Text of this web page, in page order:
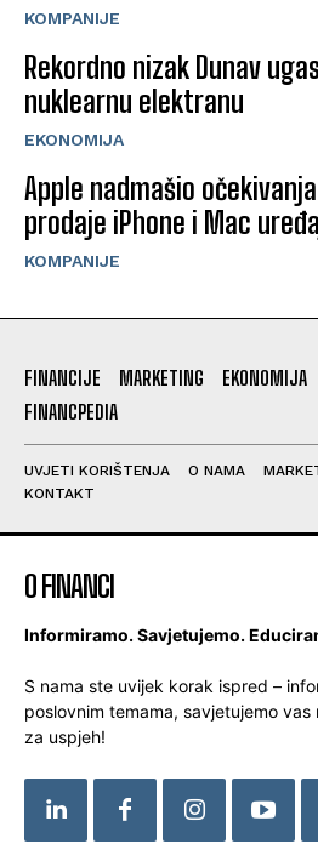
KOMPANIJE
Rekordno nizak Dunav
nuklearnu elektranu
EKONOMIJA
Apple nadmašio
prodaje iPhone i Mac
KOMPANIJE
FINANCIJE MARKETING EKONOMIJA
FINANCPEDIA
UVJETI KORIŠTENJA O NAMA
KONTAKT
O FINANCI
Informiramo. Savjetujemo.
S nama ste uvijek korak ispred –
poslovnim temama, savjetujemo
za uspjeh!